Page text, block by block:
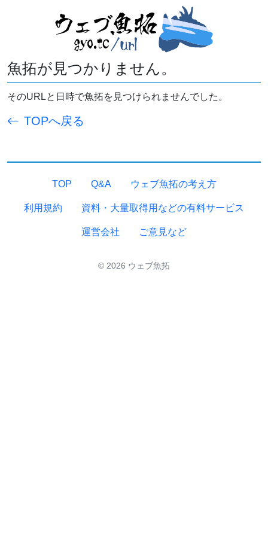
魚拓が見つかりません。
そのURLと日時で魚拓を見つけられませんでした。
TOPへ戻る
TOP Q&A ウェブ魚拓の考え方
利用規約 資料・大量取得用などの有料サービス
運営会社 ご意見など
© 2026 ウェブ魚拓